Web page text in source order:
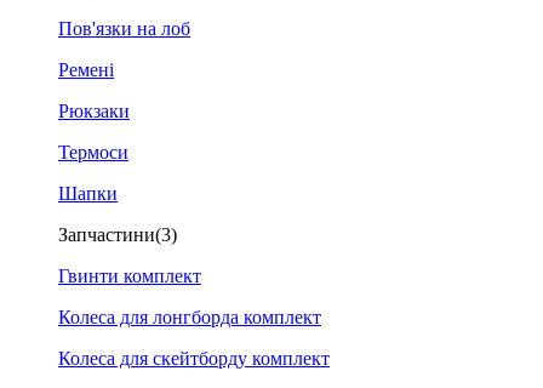
Пов'язки на лоб
Ремені
Рюкзаки
Термоси
Шапки
Запчастини(3)
Гвинти комплект
Колеса для лонгборда комплект
Колеса для скейтборду комплект